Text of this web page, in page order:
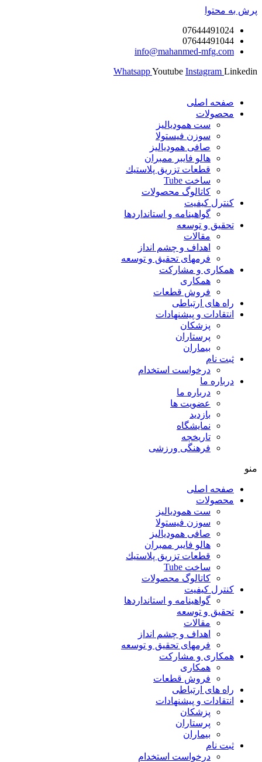
پرش به محتوا
07644491024
07644491044
info@mahanmed-mfg.com
WhatsappYoutube Instagram Linkedin
صفحه اصلی
محصولات
ست همودیالیز
سوزن فیستولا
صافی همودیالیز
هالو فایبر ممبران
قطعات تزريق پلاستيك
ساخت Tube
کاتالوگ محصولات
کنترل کیفیت
گواهينامه و استانداردها
تحقيق و توسعه
مقالات
اهداف و چشم انداز
فرمهای تحقیق و توسعه
همکاری و مشارکت
همکاری
فروش قطعات
راه های ارتباطی
انتقادات و پيشنهادات
پزشكان
پرستاران
بيماران
ثبت نام
درخواست استخدام
درباره ما
درباره ما
عضویت ها
بازدید
نمایشگاه
تاريخچه
فرهنگی ورزشی
منو
صفحه اصلی
محصولات
ست همودیالیز
سوزن فیستولا
صافی همودیالیز
هالو فایبر ممبران
قطعات تزريق پلاستيك
ساخت Tube
کاتالوگ محصولات
کنترل کیفیت
گواهينامه و استانداردها
تحقيق و توسعه
مقالات
اهداف و چشم انداز
فرمهای تحقیق و توسعه
همکاری و مشارکت
همکاری
فروش قطعات
راه های ارتباطی
انتقادات و پيشنهادات
پزشكان
پرستاران
بيماران
ثبت نام
درخواست استخدام